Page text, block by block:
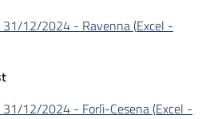
31/12/2024 - Ravenna(Excel -
12/2024 - Forlì-Cesena(Excel -